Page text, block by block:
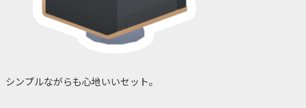
シンプルながらも心地いいセット。